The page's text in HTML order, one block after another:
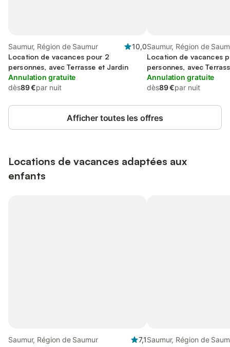
Saumur, Région de Saumur
10,0
Location de vacances pour 2
personnes, avec Terrasse et Jardin
Annulation gratuite
dès89 €par nuit
Saumur, Région de
Location de vacances
personnes, avec
Annulation gratuite
dès89 €par nuit
Afficher toutes les offres
Locations de vacances adaptées aux
enfants
Saumur, Région de Saumur
7,1Saumur, Région de